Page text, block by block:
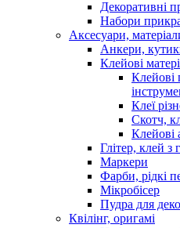
Декоративні
Набори
Аксесуари,
Анкери,
Клейові
Клейові
Клеї
Скотч,
Клейові
Глітер, клей з
Маркери
Фарби, рідкі
Мікробісер
Пудра для
Квілінг, оригамі